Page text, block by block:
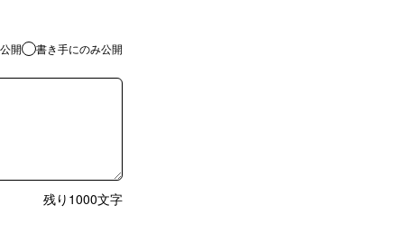
公開 書き手にのみ公開
残り 1000文字